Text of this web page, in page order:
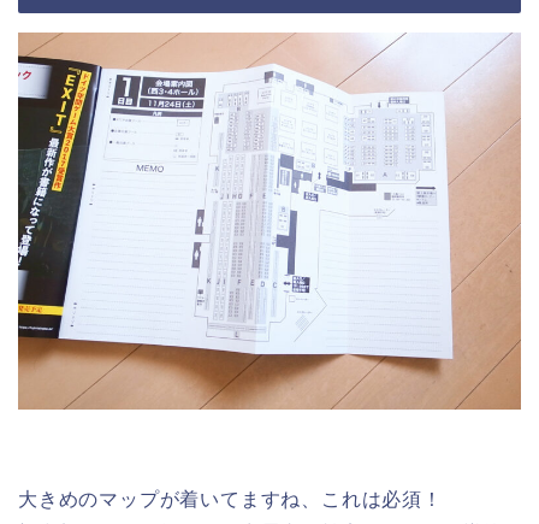
大きめのマップが着いてますね、これは必須！